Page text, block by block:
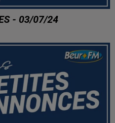
- 03/07/24